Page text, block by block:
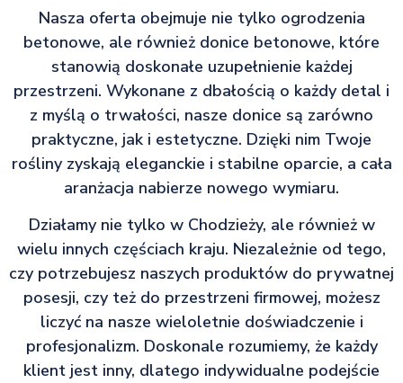
Nasza oferta obejmuje nie tylko ogrodzenia
betonowe, ale również donice betonowe, które
stanowią doskonałe uzupełnienie każdej
przestrzeni. Wykonane z dbałością o każdy detal i
z myślą o trwałości, nasze donice są zarówno
praktyczne, jak i estetyczne. Dzięki nim Twoje
rośliny zyskają eleganckie i stabilne oparcie, a cała
aranżacja nabierze nowego wymiaru.
Działamy nie tylko w Chodzieży, ale również w
wielu innych częściach kraju. Niezależnie od tego,
czy potrzebujesz naszych produktów do prywatnej
posesji, czy też do przestrzeni firmowej, możesz
liczyć na nasze wieloletnie doświadczenie i
profesjonalizm. Doskonale rozumiemy, że każdy
klient jest inny, dlatego indywidualne podejście